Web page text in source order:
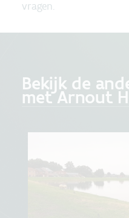
vragen.
Bekijk de
met Arnout